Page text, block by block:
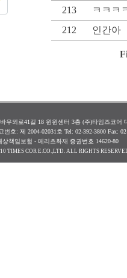
213
ㅋㅋㅋ
212
인간아
우뫼로41길 18 윈윈센터 3층 (주)타임즈코어
번호: 제 2004-02031호 Tel: 02-392-3800 Fax:
상책임보험 - 메리츠화재 증권번호 14620-80
TIMES COR E.CO.,LTD. ALL RIGHTS